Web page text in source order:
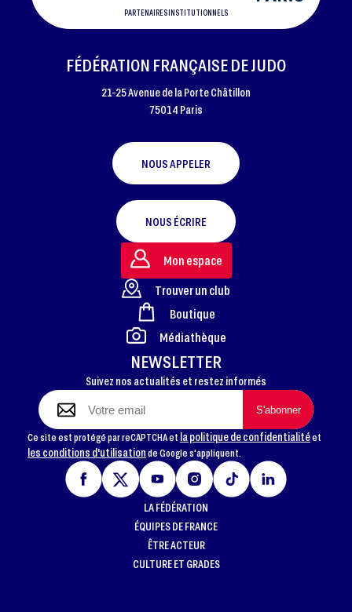
PARTENAIRES INSTITUTIONNELS
FOOTER
FÉDÉRATION FRANÇAISE DE JUDO
21-25 Avenue de la Porte Châtillon
75014 Paris
NOUS APPELER
NOUS ÉCRIRE
NEWSLETTER
Suivez nos actualités et restez informés
Ce site est protégé par reCAPTCHA et la politique de confidentialitéet
les conditions d'utilisationde Google s'appliquent.
Mon espace
Trouver un club
Boutique
Médiathèque
LA FÉDÉRATION
ÉQUIPES DE FRANCE
ÊTRE ACTEUR
CULTURE ET GRADES